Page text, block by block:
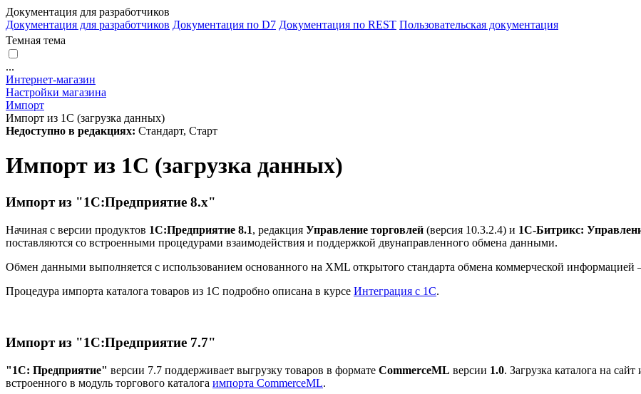
Документация для разработчиков
Документация для разработчиков Документация по D7 Документация по REST Пользовательская документация
Темная тема
...
Интернет-магазин
Настройки магазина
Импорт
Импорт из 1С (загрузка данных)
Недоступно в редакциях: Стандарт, Старт
Импорт из 1С (загрузка данных)
Импорт из "1С:Предприятие 8.х"
Начиная с версии продуктов 1С:Предприятие 8.1, редакция Управление торговлей (версия 10.3.2.4) и 1С-Битрикс:
поставляются со встроенными процедурами взаимодействия и поддержкой двунаправленного обмена данными.
Обмен данными выполняется с использованием основанного на XML открытого стандарта обмена коммерческой информацией
Процедура импорта каталога товаров из 1С подробно описана в курсе Интеграция с 1С.
Импорт из "1С:Предприятие 7.7"
"1С: Предприятие" версии 7.7 поддерживает выгрузку товаров в формате CommerceML версии 1.0. Загрузка каталога на
встроенного в модуль торгового каталога импорта CommerceML.